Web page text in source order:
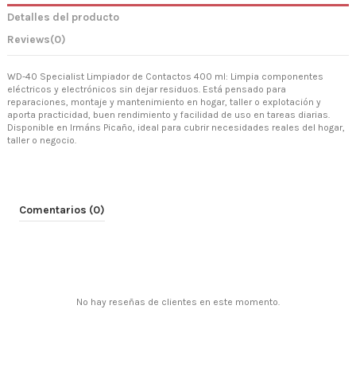
Detalles del producto
Reviews(0)
WD-40 Specialist Limpiador de Contactos 400 ml: Limpia componentes
eléctricos y electrónicos sin dejar residuos. Está pensado para
reparaciones, montaje y mantenimiento en hogar, taller o explotación y
aporta practicidad, buen rendimiento y facilidad de uso en tareas diarias.
Disponible en Irmáns Picaño, ideal para cubrir necesidades reales del hogar,
taller o negocio.
Comentarios (0)
No hay reseñas de clientes en este momento.